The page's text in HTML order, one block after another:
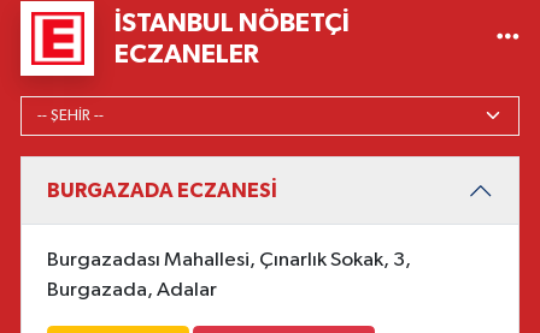
İSTANBUL NÖBETÇI
ECZANELER
BURGAZADA ECZANESİ
Burgazadası Mahallesi, Çınarlık Sokak, 3,
Burgazada, Adalar